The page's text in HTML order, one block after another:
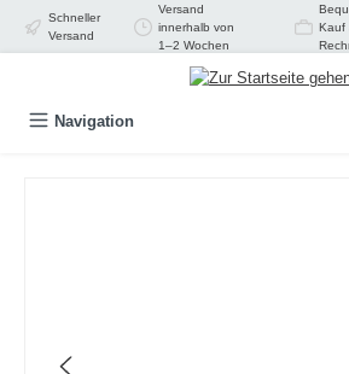
springen
Schneller
Versand
Versand
innerhalb von
1–2 Wochen
Kauf
Navigation